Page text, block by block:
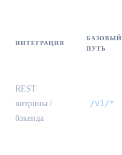
ИНТЕГРАЦИЯ
БАЗОВЫЙ
ПУТЬ
REST
витрины /
бэкенда
/v1/*